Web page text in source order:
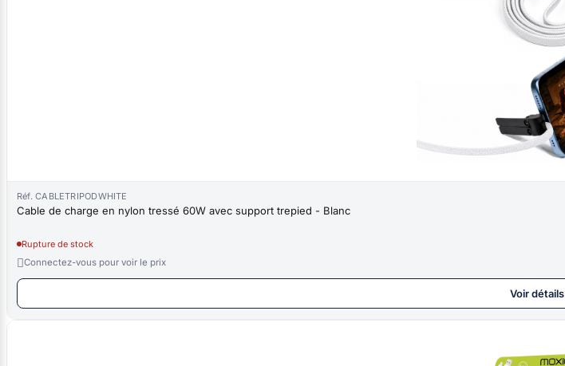
Réf. CABLETRIPODWHITE
Cable de charge en nylon tressé 60W avec support trepied - Blanc
Rupture de stock
Connectez-vous pour voir le prix
Voir détails